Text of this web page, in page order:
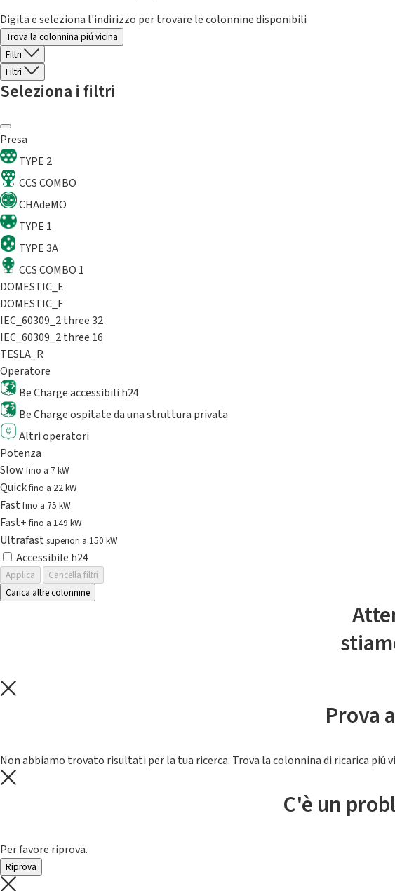
Digita e seleziona l'indirizzo per trovare le colonnine disponibili
Trova la colonnina piú vicina
Filtri
Filtri
Seleziona i filtri
Presa
TYPE 2
CCS COMBO
CHAdeMO
TYPE 1
TYPE 3A
CCS COMBO 1
DOMESTIC_E
DOMESTIC_F
IEC_60309_2 three 32
IEC_60309_2 three 16
TESLA_R
Operatore
Be Charge accessibili h24
Be Charge ospitate da una struttura privata
Altri operatori
Potenza
Slowfino a 7 kW
Quickfino a 22 kW
Fastfino a 75 kW
Fast+fino a 149 kW
Ultrafast superiori a 150 kW
Accessibile h24
Applica
Cancella filtri
Carica altre colonnine
Prova
Non abbiamo trovato risultati per la tua ricerca. Trova la colonnina di ricarica piú
C'è un
Per favore riprova.
Riprova